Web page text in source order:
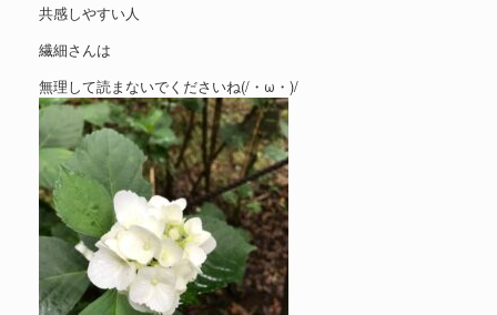
共感しやすい人
繊細さんは
無理して読まないでくださいね(/・ω・)/